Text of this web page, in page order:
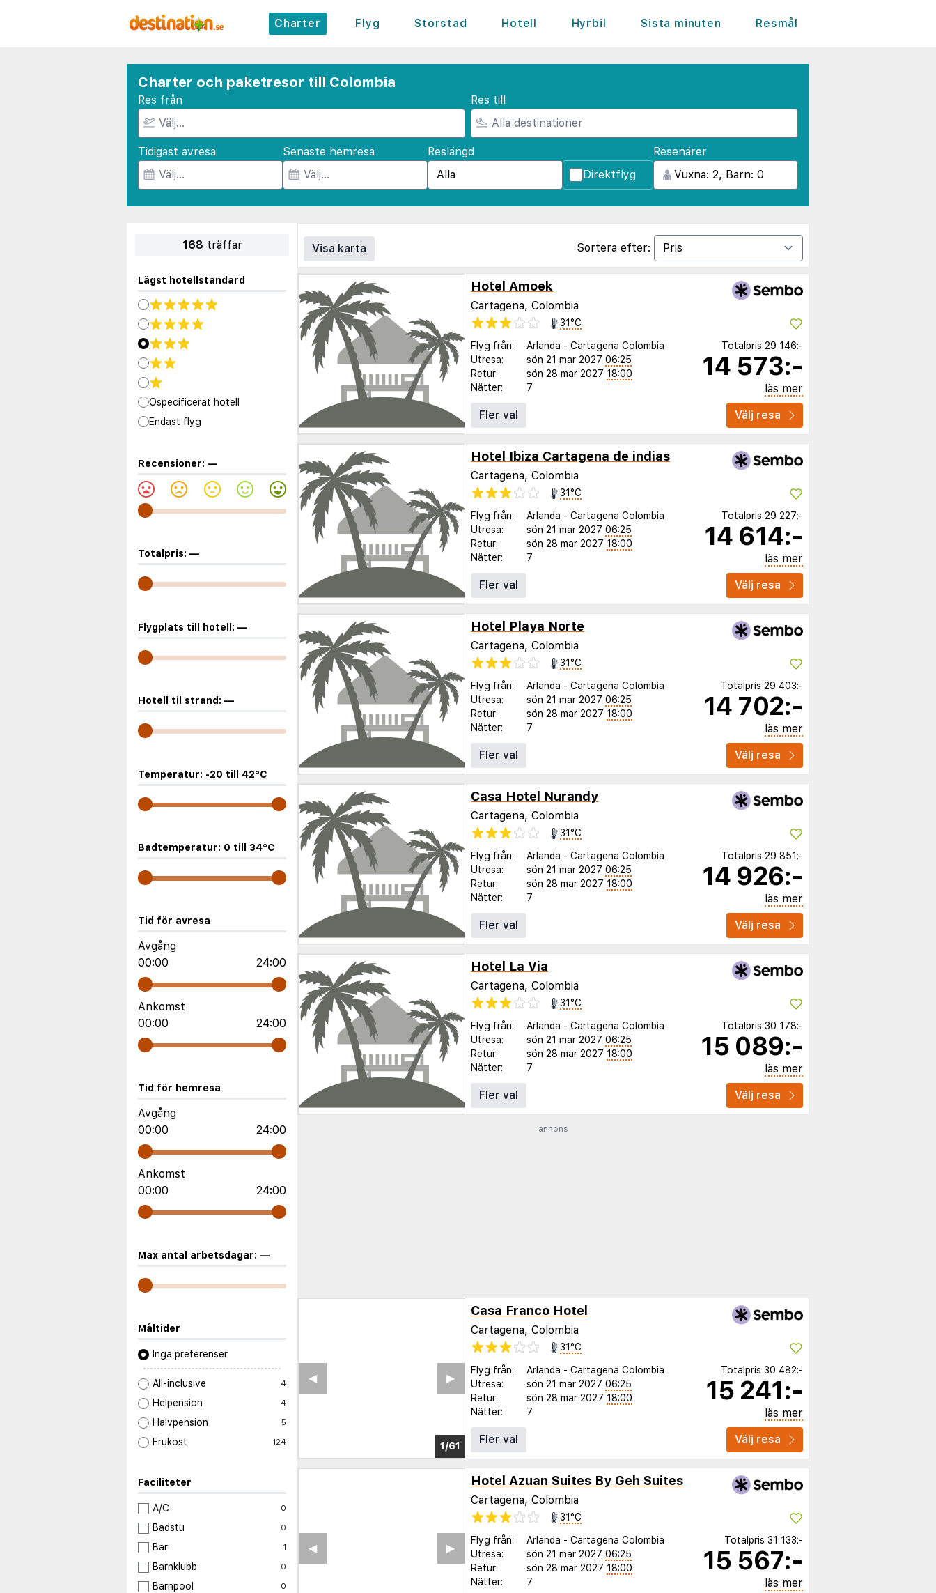
Charter Flyg Storstad Hotell Hyrbil Sista minuten Resmål
Charter och paketresor till Colombia
Res från Res till
Tidigast avresa Senaste hemresa
Reslängd
Direktflyg
Resenärer
168 träffar
Lägst hotellstandard
Ospecificerat hotell
Endast flyg
Recensioner: —
Totalpris: —
Flygplats till hotell: —
Hotell til strand: —
Temperatur: -20 till 42°C
Badtemperatur: 0 till 34°C
Tid för avresa
Avgång
00:00
24:00
Ankomst
00:00
24:00
Tid för hemresa
Avgång
00:00
24:00
Ankomst
00:00
24:00
Max antal arbetsdagar: —
Måltider
Inga preferenser
All-inclusive 4
Helpension 4
Halvpension 5
Frukost 124
Faciliteter
A/C 0
Badstu 0
Bar 1
Barnklubb 0
Barnpool 0
Visa karta Sortera efter:
Hotel Amoek
Cartagena, Colombia
31°C
Flyg från: Arlanda - Cartagena Colombia
Utresa:
sön 21 mar 2027 06:25
Retur:
sön 28 mar 2027 18:00
Nätter:
7
Totalpris 29 146:-
14 573:-
läs mer
Fler val
Välj resa
Hotel Ibiza Cartagena de indias
Cartagena, Colombia
31°C
Flyg från: Arlanda - Cartagena Colombia
Utresa:
sön 21 mar 2027 06:25
Retur:
sön 28 mar 2027 18:00
Nätter:
7
Totalpris 29 227:-
14 614:-
läs mer
Fler val
Välj resa
Hotel Playa Norte
Cartagena, Colombia
31°C
Flyg från: Arlanda - Cartagena Colombia
Utresa:
sön 21 mar 2027 06:25
Retur:
sön 28 mar 2027 18:00
Nätter:
7
Totalpris 29 403:-
14 702:-
läs mer
Fler val
Välj resa
Casa Hotel Nurandy
Cartagena, Colombia
31°C
Flyg från: Arlanda - Cartagena Colombia
Utresa:
sön 21 mar 2027 06:25
Retur:
sön 28 mar 2027 18:00
Nätter:
7
Totalpris 29 851:-
14 926:-
läs mer
Fler val
Välj resa
Hotel La Via
Cartagena, Colombia
31°C
Flyg från: Arlanda - Cartagena Colombia
Utresa:
sön 21 mar 2027 06:25
Retur:
sön 28 mar 2027 18:00
Nätter:
7
Totalpris 30 178:-
15 089:-
läs mer
Fler val
Välj resa
annons
1/57
▶︎
◀︎
Casa Franco Hotel
Cartagena, Colombia
31°C
Flyg från: Arlanda - Cartagena Colombia
Utresa:
sön 21 mar 2027 06:25
Retur:
sön 28 mar 2027 18:00
Nätter:
7
Totalpris 30 482:-
15 241:-
läs mer
Fler val
Välj resa
▶︎
◀︎
Hotel Azuan Suites By Geh Suites
Cartagena, Colombia
31°C
Flyg från: Arlanda - Cartagena Colombia
Utresa:
sön 21 mar 2027 06:25
Retur:
sön 28 mar 2027 18:00
Nätter:
7
Totalpris 31 133:-
15 567:-
läs mer